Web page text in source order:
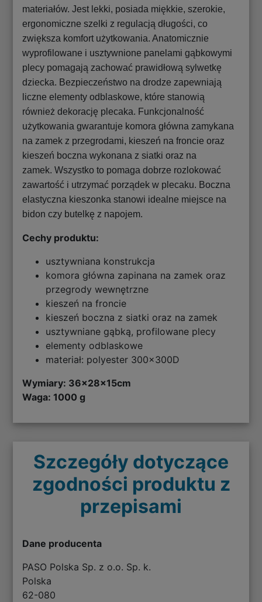
materiałów. Jest lekki, posiada miękkie, szerokie,
ergonomiczne szelki z regulacją długości, co
zwiększa komfort użytkowania. Anatomicznie
wyprofilowane i usztywnione panelami gąbkowymi
plecy pomagają zachować prawidłową sylwetkę
dziecka. Bezpieczeństwo na drodze zapewniają
liczne elementy odblaskowe, które stanowią
również dekorację plecaka. Funkcjonalność
użytkowania gwarantuje komora główna zamykana
na zamek z przegrodami, kieszeń na froncie oraz
kieszeń boczna wykonana z siatki oraz na
zamek. Wszystko to pomaga dobrze rozlokować
zawartość i utrzymać porządek w plecaku. Boczna
elastyczna kieszonka stanowi idealne miejsce na
bidon czy butelkę z napojem.
Cechy produktu:
usztywniana konstrukcja
komora główna zapinana na zamek oraz
przegrody wewnętrzne
kieszeń na froncie
kieszeń boczna z siatki oraz na zamek
usztywniane gąbką, profilowane plecy
elementy odblaskowe
materiał: polyester 300x300D
Wymiary: 36x28x15cm
Waga: 1000 g
Szczegóły dotyczące
zgodności produktu z
przepisami
Dane producenta
PASO Polska Sp. z o.o. Sp. k.
Polska
62-080